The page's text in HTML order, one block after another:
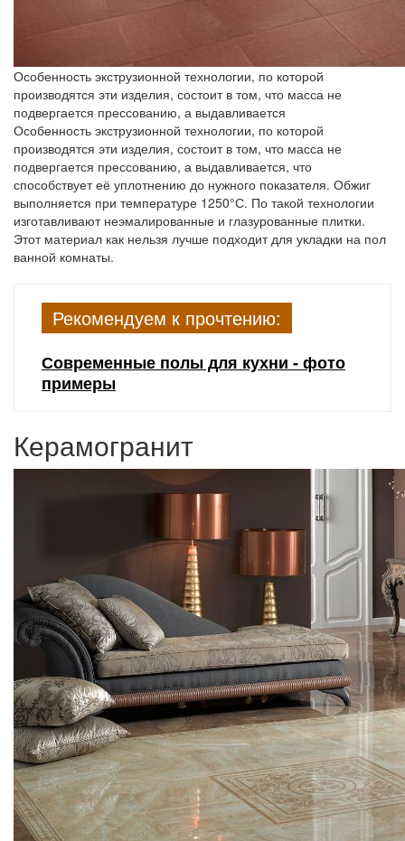
Особенность экструзионной технологии, по которой
производятся эти изделия, состоит в том, что масса не
подвергается прессованию, а выдавливается
Особенность экструзионной технологии, по которой
производятся эти изделия, состоит в том, что масса не
подвергается прессованию, а выдавливается, что
способствует её уплотнению до нужного показателя. Обжиг
выполняется при температуре 1250°С. По такой технологии
изготавливают неэмалированные и глазурованные плитки.
Этот материал как нельзя лучше подходит для укладки на пол
ванной комнаты.
Рекомендуем к прочтению:
Современные полы для кухни - фото
примеры
Керамогранит